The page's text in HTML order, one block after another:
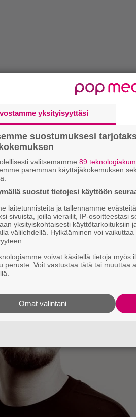
yksityisyyttäsi
suostumuksesi
valitsemamme 89
paremman käyttäjäkokemuksen
suostut tietojesi käyttöön
laitetunnisteita ja tallennamme
sivuista, joilla vierailit, IP-osoitteestasi
yksityiskohtaisesti käyttötarkoituksiin
välilehdellä. Hylkääminen voi
voivat käsitellä tietoja myös
peruste. Voit vastustaa tätä tai muuttaa
Omat valintani